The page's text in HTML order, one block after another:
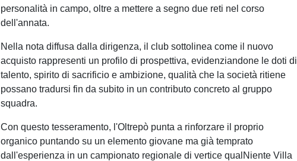
personalità in campo, oltre a mettere a segno due reti nel corso
dell'annata.
Nella nota diffusa dalla dirigenza, il club sottolinea come il nuovo
acquisto rappresenti un profilo di prospettiva, evidenziandone le doti di
talento, spirito di sacrificio e ambizione, qualità che la società ritiene
possano tradursi fin da subito in un contributo concreto al gruppo
squadra.
Con questo tesseramento, l'Oltrepò punta a rinforzare il proprio
organico puntando su un elemento giovane ma già temprato
dall'esperienza in un campionato regionale di vertice qualNiente Villa